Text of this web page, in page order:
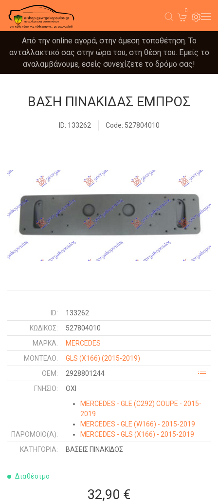
0
Από την online αγορά, στην άμεση τοποθέτηση. Το
ανταλλακτικό σας στην ώρα του, στη θέση του. Εμείς το
αναλαμβάνουμε, εσείς συνεχίζετε το δρόμο σας!
ΒΑΣΗ ΠΙΝΑΚΙΔΑΣ ΕΜΠΡΟΣ
ID: 133262 Code: 527804010
ID:
133262
ΚΩΔΙΚΌΣ:
527804010
ΜΑΡΚΑ:
MERCEDES
ΜΟΝΤΕΛΟ:
GLS (X166) (2015-2019)
OEM:
2928801244
ΓΝΉΣΙΟ:
ΟΧΙ
ΠΑΡΌΜΟΙΟ(Α):
MERCEDES - GLE (C292) COUPE - 2015-
2019
MERCEDES - GLE (W166) - 2015-2019
MERCEDES - GLS (X166) - 2015-2019
ΚΑΤΗΓΟΡΊΑ:
ΒΑΣΕΙΣ ΠΙΝΑΚΙΔΟΣ
Διαθέσιμο
32,90 €